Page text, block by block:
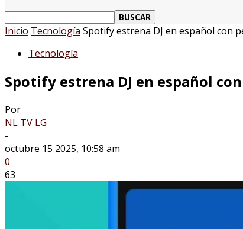
Inicio Tecnología Spotify estrena DJ en español con
Tecnología
Spotify estrena DJ en español
Por
NL TV LG
-
octubre 15 2025, 10:58 am
0
63